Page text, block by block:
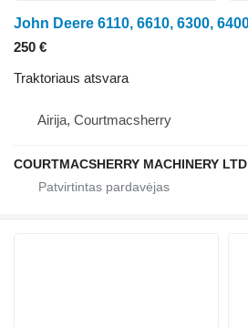
250 €
Traktoriaus atsvara
Airija, Courtmacsherry
COURTMACSHERRY MACHINERY LTD